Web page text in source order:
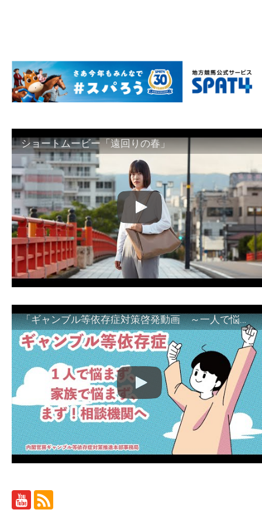
ショートムービー「遠回りの春」
「ギャンブル等依存症対策啓発動画 ～一人で悩まず、家族で悩まず、まず！相談機関へ～」